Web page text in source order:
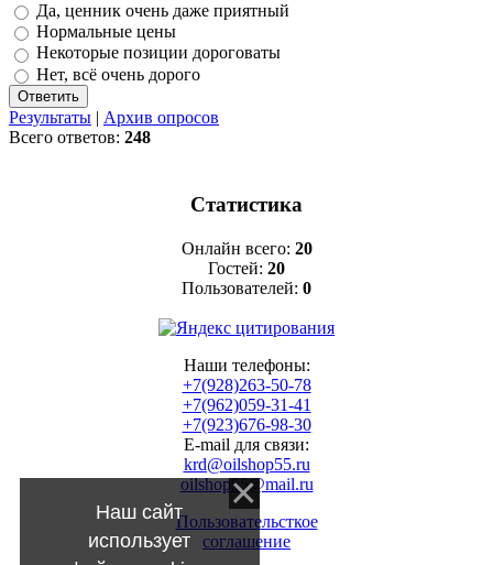
Да, ценник очень даже приятный
Нормальные цены
Некоторые позиции дороговаты
Нет, всё очень дорого
Результаты | Архив опросов
Всего ответов: 248
Статистика
Онлайн всего: 20
Гостей: 20
Пользователей: 0
Наши телефоны:
+7(928)263-50-78
+7(962)059-31-41
+7(923)676-98-30
E-mail для связи:
krd@oilshop55.ru
oilshop55@mail.ru
Пользовательсткое
соглашение
Наш сайт
использует